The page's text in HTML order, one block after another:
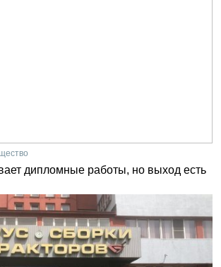
дипломные работы, но выход есть